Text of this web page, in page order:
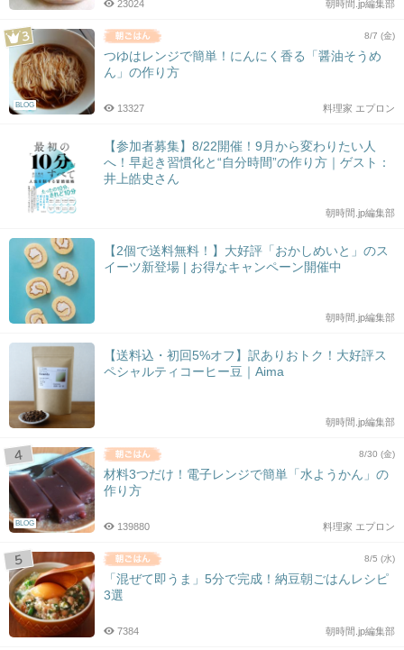
朝時間.jp編集部
23024
BLOG
8/7 (金)
つゆはレンジで簡単！にんにく香る「醤油そうめ
ん」の作り方
料理家 エプロン
13327
【参加者募集】8/22開催！9月から変わりたい人
へ！早起き習慣化と“自分時間”の作り方｜ゲスト：
井上皓史さん
朝時間.jp編集部
【2個で送料無料！】大好評「おかしめいと」のス
イーツ新登場 | お得なキャンペーン開催中
朝時間.jp編集部
【送料込・初回5%オフ】訳ありおトク！大好評ス
ペシャルティコーヒー豆｜Aima
朝時間.jp編集部
BLOG
8/30 (金)
材料3つだけ！電子レンジで簡単「水ようかん」の
作り方
料理家 エプロン
139880
8/5 (水)
「混ぜて即うま」5分で完成！納豆朝ごはんレシピ
3選
朝時間.jp編集部
7384